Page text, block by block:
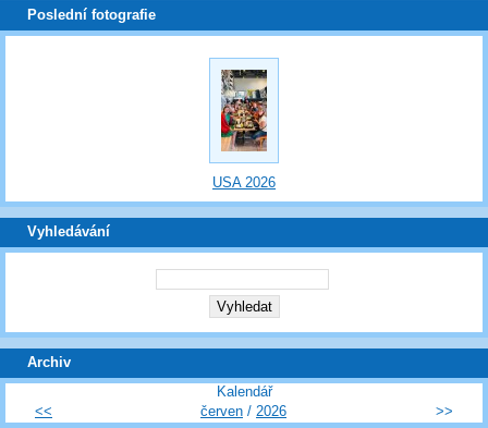
Poslední fotografie
USA 2026
Vyhledávání
Archiv
Kalendář
<<
červen / 2026 >>